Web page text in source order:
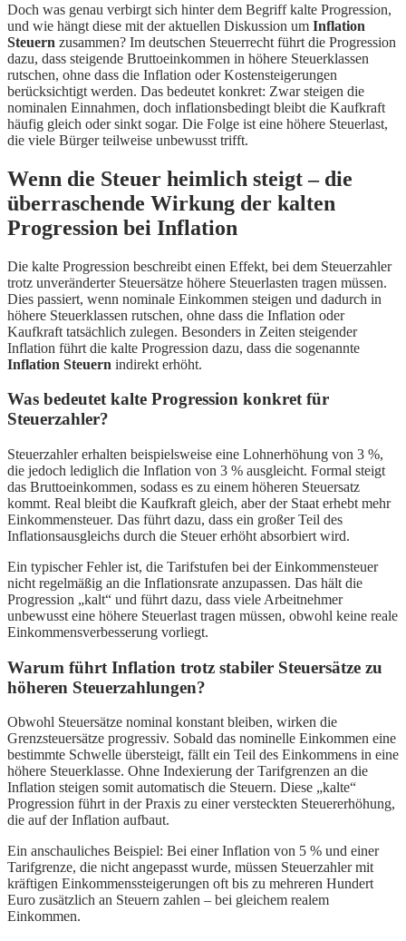
Doch was genau verbirgt sich hinter dem Begriff kalte Progression,
und wie hängt diese mit der aktuellen Diskussion um Inflation
Steuern zusammen? Im deutschen Steuerrecht führt die Progression
dazu, dass steigende Bruttoeinkommen in höhere Steuerklassen
rutschen, ohne dass die Inflation oder Kostensteigerungen
berücksichtigt werden. Das bedeutet konkret: Zwar steigen die
nominalen Einnahmen, doch inflationsbedingt bleibt die Kaufkraft
häufig gleich oder sinkt sogar. Die Folge ist eine höhere Steuerlast,
die viele Bürger teilweise unbewusst trifft.
Wenn die Steuer heimlich steigt – die
überraschende Wirkung der kalten
Progression bei Inflation
Die kalte Progression beschreibt einen Effekt, bei dem Steuerzahler
trotz unveränderter Steuersätze höhere Steuerlasten tragen müssen.
Dies passiert, wenn nominale Einkommen steigen und dadurch in
höhere Steuerklassen rutschen, ohne dass die Inflation oder
Kaufkraft tatsächlich zulegen. Besonders in Zeiten steigender
Inflation führt die kalte Progression dazu, dass die sogenannte
Inflation Steuern indirekt erhöht.
Was bedeutet kalte Progression konkret für
Steuerzahler?
Steuerzahler erhalten beispielsweise eine Lohnerhöhung von 3 %,
die jedoch lediglich die Inflation von 3 % ausgleicht. Formal steigt
das Bruttoeinkommen, sodass es zu einem höheren Steuersatz
kommt. Real bleibt die Kaufkraft gleich, aber der Staat erhebt mehr
Einkommensteuer. Das führt dazu, dass ein großer Teil des
Inflationsausgleichs durch die Steuer erhöht absorbiert wird.
Ein typischer Fehler ist, die Tarifstufen bei der Einkommensteuer
nicht regelmäßig an die Inflationsrate anzupassen. Das hält die
Progression „kalt“ und führt dazu, dass viele Arbeitnehmer
unbewusst eine höhere Steuerlast tragen müssen, obwohl keine reale
Einkommensverbesserung vorliegt.
Warum führt Inflation trotz stabiler Steuersätze zu
höheren Steuerzahlungen?
Obwohl Steuersätze nominal konstant bleiben, wirken die
Grenzsteuersätze progressiv. Sobald das nominelle Einkommen eine
bestimmte Schwelle übersteigt, fällt ein Teil des Einkommens in eine
höhere Steuerklasse. Ohne Indexierung der Tarifgrenzen an die
Inflation steigen somit automatisch die Steuern. Diese „kalte“
Progression führt in der Praxis zu einer versteckten Steuererhöhung,
die auf der Inflation aufbaut.
Ein anschauliches Beispiel: Bei einer Inflation von 5 % und einer
Tarifgrenze, die nicht angepasst wurde, müssen Steuerzahler mit
kräftigen Einkommenssteigerungen oft bis zu mehreren Hundert
Euro zusätzlich an Steuern zahlen – bei gleichem realem
Einkommen.